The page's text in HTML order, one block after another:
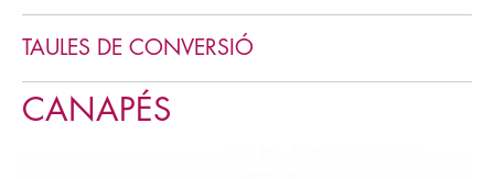
TAULES DE CONVERSIÓ
CANAPÉS